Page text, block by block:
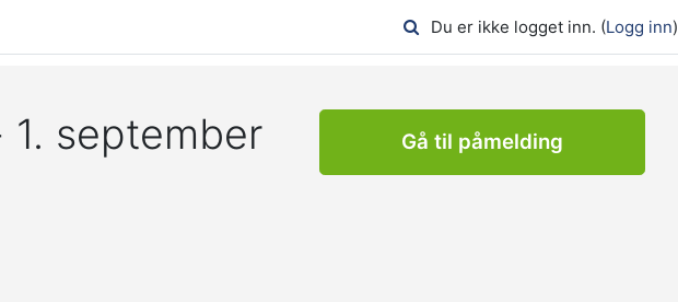
Du er ikke logget inn. (Logg inn)
september
Gå til påmelding